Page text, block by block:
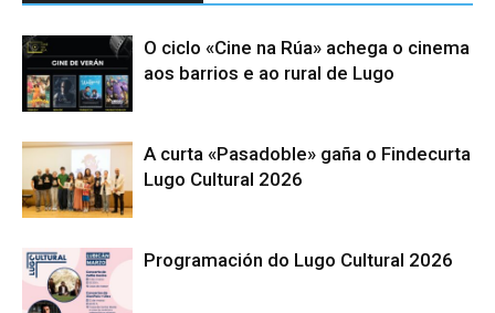
O ciclo «Cine na Rúa» achega o cinema
aos barrios e ao rural de Lugo
A curta «Pasadoble» gaña o Findecurta
Lugo Cultural 2026
Programación do Lugo Cultural 2026